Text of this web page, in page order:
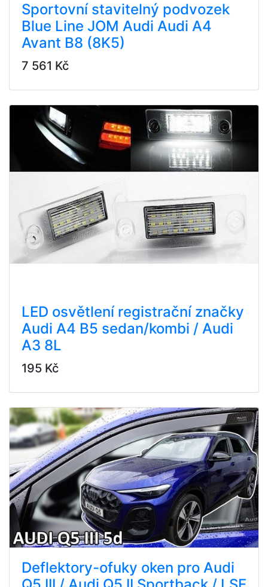
Sportovní stavitelný podvozek
Blue Line JOM Audi Audi A4
Avant B8 (8K5)
7 561 Kč
LED osvětlení registrační značky
Audi A4 B5 sedan/kombi / Audi
A3 8L
195 Kč
Deflektory-ofuky oken pro Audi